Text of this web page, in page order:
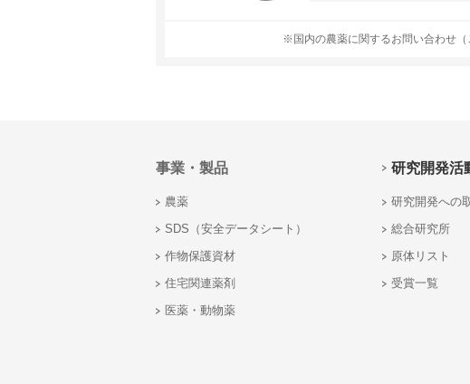
※国内の農薬に関するお問い合わせ（
事業・製品
農薬
SDS（安全データシート）
作物保護資材
住宅関連薬剤
医薬・動物薬
研究開発活
研究開発への
総合研究所
原体リスト
受賞一覧